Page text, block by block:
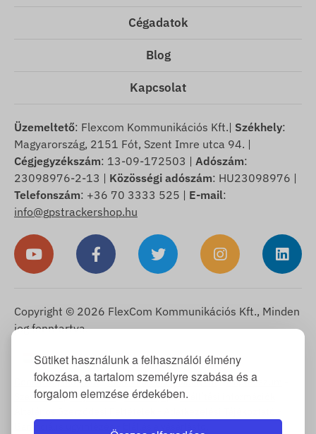
Sütiket használunk a felhasználói élmény
fokozása, a tartalom személyre szabása és a
forgalom elemzése érdekében.
Cégadatok
Blog
Kapcsolat
Üzemeltető: Flexcom Kommunikációs Kft.| Székhely:
Magyarország, 2151 Fót, Szent Imre utca 94. |
Cégjegyzékszám: 13-09-172503 | Adószám:
23098976-2-13 | Közösségi adószám: HU23098976 |
Telefonszám: +36 70 3333 525 | E-mail:
info@gpstrackershop.hu
Copyright © 2026 FlexCom Kommunikációs Kft., Minden
jog fenntartva.
Magyar ▼
Cookie Tájékoztató-Visszaküldési szabályzat-Impresszum
Szavatosság és jótállás-Elállási jog-Szállítási információk
Garanciális ügyintézés-